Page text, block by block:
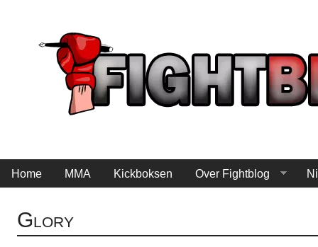
Home MMA Kickboksen Over Fightblog
Glory